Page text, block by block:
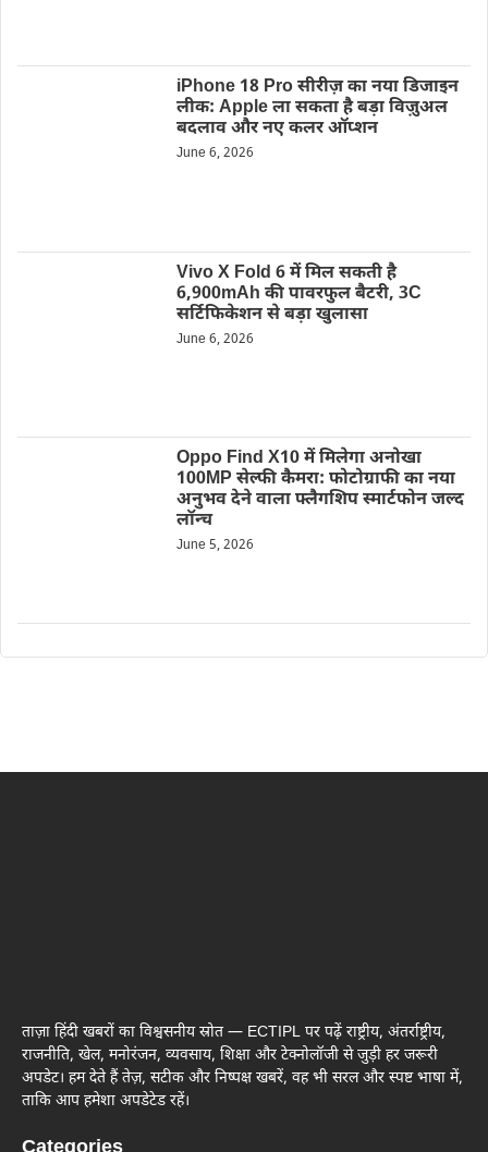
iPhone 18 Pro सीरीज़ का नया डिजाइन
लीक: Apple ला सकता है बड़ा विज़ुअल
बदलाव और नए कलर ऑप्शन
June 6, 2026
Vivo X Fold 6 में मिल सकती है
6,900mAh की पावरफुल बैटरी, 3C
सर्टिफिकेशन से बड़ा खुलासा
June 6, 2026
Oppo Find X10 में मिलेगा अनोखा
100MP सेल्फी कैमरा: फोटोग्राफी का नया
अनुभव देने वाला फ्लैगशिप स्मार्टफोन जल्द
लॉन्च
June 5, 2026
ताज़ा हिंदी खबरों का विश्वसनीय स्रोत — ECTIPL पर पढ़ें राष्ट्रीय, अंतर्राष्ट्रीय,
राजनीति, खेल, मनोरंजन, व्यवसाय, शिक्षा और टेक्नोलॉजी से जुड़ी हर जरूरी
अपडेट। हम देते हैं तेज़, सटीक और निष्पक्ष खबरें, वह भी सरल और स्पष्ट भाषा में,
ताकि आप हमेशा अपडेटेड रहें।